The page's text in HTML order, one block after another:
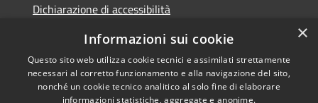
Dichiarazione di accessibilità
RSS
Accessibilità
Copyright © 2026 • Comune di
Belpasso • Powered by
×
Informazioni sui cookie
Questo sito web utilizza cookie tecnici e assimilati strettamente
necessari al corretto funzionamento e alla navigazione del sito,
nonché un cookie tecnico analitico al solo fine di elaborare
informazioni statistiche, aggregate e anonime.